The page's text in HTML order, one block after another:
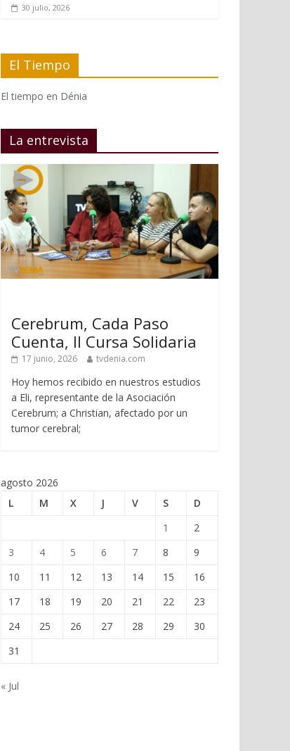
30 julio, 2026
El Tiempo
El tiempo en Dénia
La entrevista
Cerebrum, Cada Paso
Cuenta, II Cursa Solidaria
17 junio, 2026 tvdenia.com
Hoy hemos recibido en nuestros estudios
a Eli, representante de la Asociación
Cerebrum; a Christian, afectado por un
tumor cerebral;
agosto 2026
L
M X J V S
D
1
2
3
4 5 6 7 8
9
10
11 12 13 14 15
16
17
18 19 20 21 22
23
24
25 26 27 28 29
30
31
« Jul